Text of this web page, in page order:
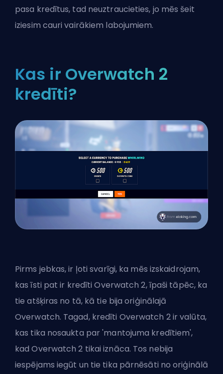
pasa kredītus, tad neuztraucieties, jo mēs šeit
iziesim cauri vairākiem labojumiem.
Kas ir Overwatch 2
kredīti?
Pirms jebkas, ir ļoti svarīgi, ka mēs izskaidrojam,
kas īsti pat ir kredīti Overwatch 2, īpaši tāpēc, ka
tie atšķiras no tā, kā tie bija oriģinālajā
Overwatch. Tagad, kredīti Overwatch 2 ir valūta,
kas tika nosaukta par 'mantojuma kredītiem',
kad Overwatch 2 tikai iznāca. Tos nebija
iespējams iegūt un tie tika pārnēsāti no oriģinālā